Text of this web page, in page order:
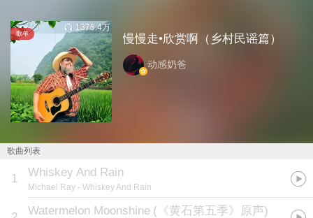
歌单
1375.4万
慢慢走•欣赏啊（乡村民谣篇）
动感奶爸
歌曲列表
1 Whiskey And Rain
Michael Ray - Whiskey And Rain
Watermelon Moonshine ( 《黄石第五季》原声)